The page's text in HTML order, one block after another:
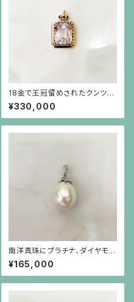
18金で王冠留めされたクンツァ
イト（18ct）とルビーのペンダン
ト（チェーン別）
¥330,000
南洋真珠にプラチナ、ダイヤモン
ド、芥子パールの金具のペンダン
ト
¥165,000